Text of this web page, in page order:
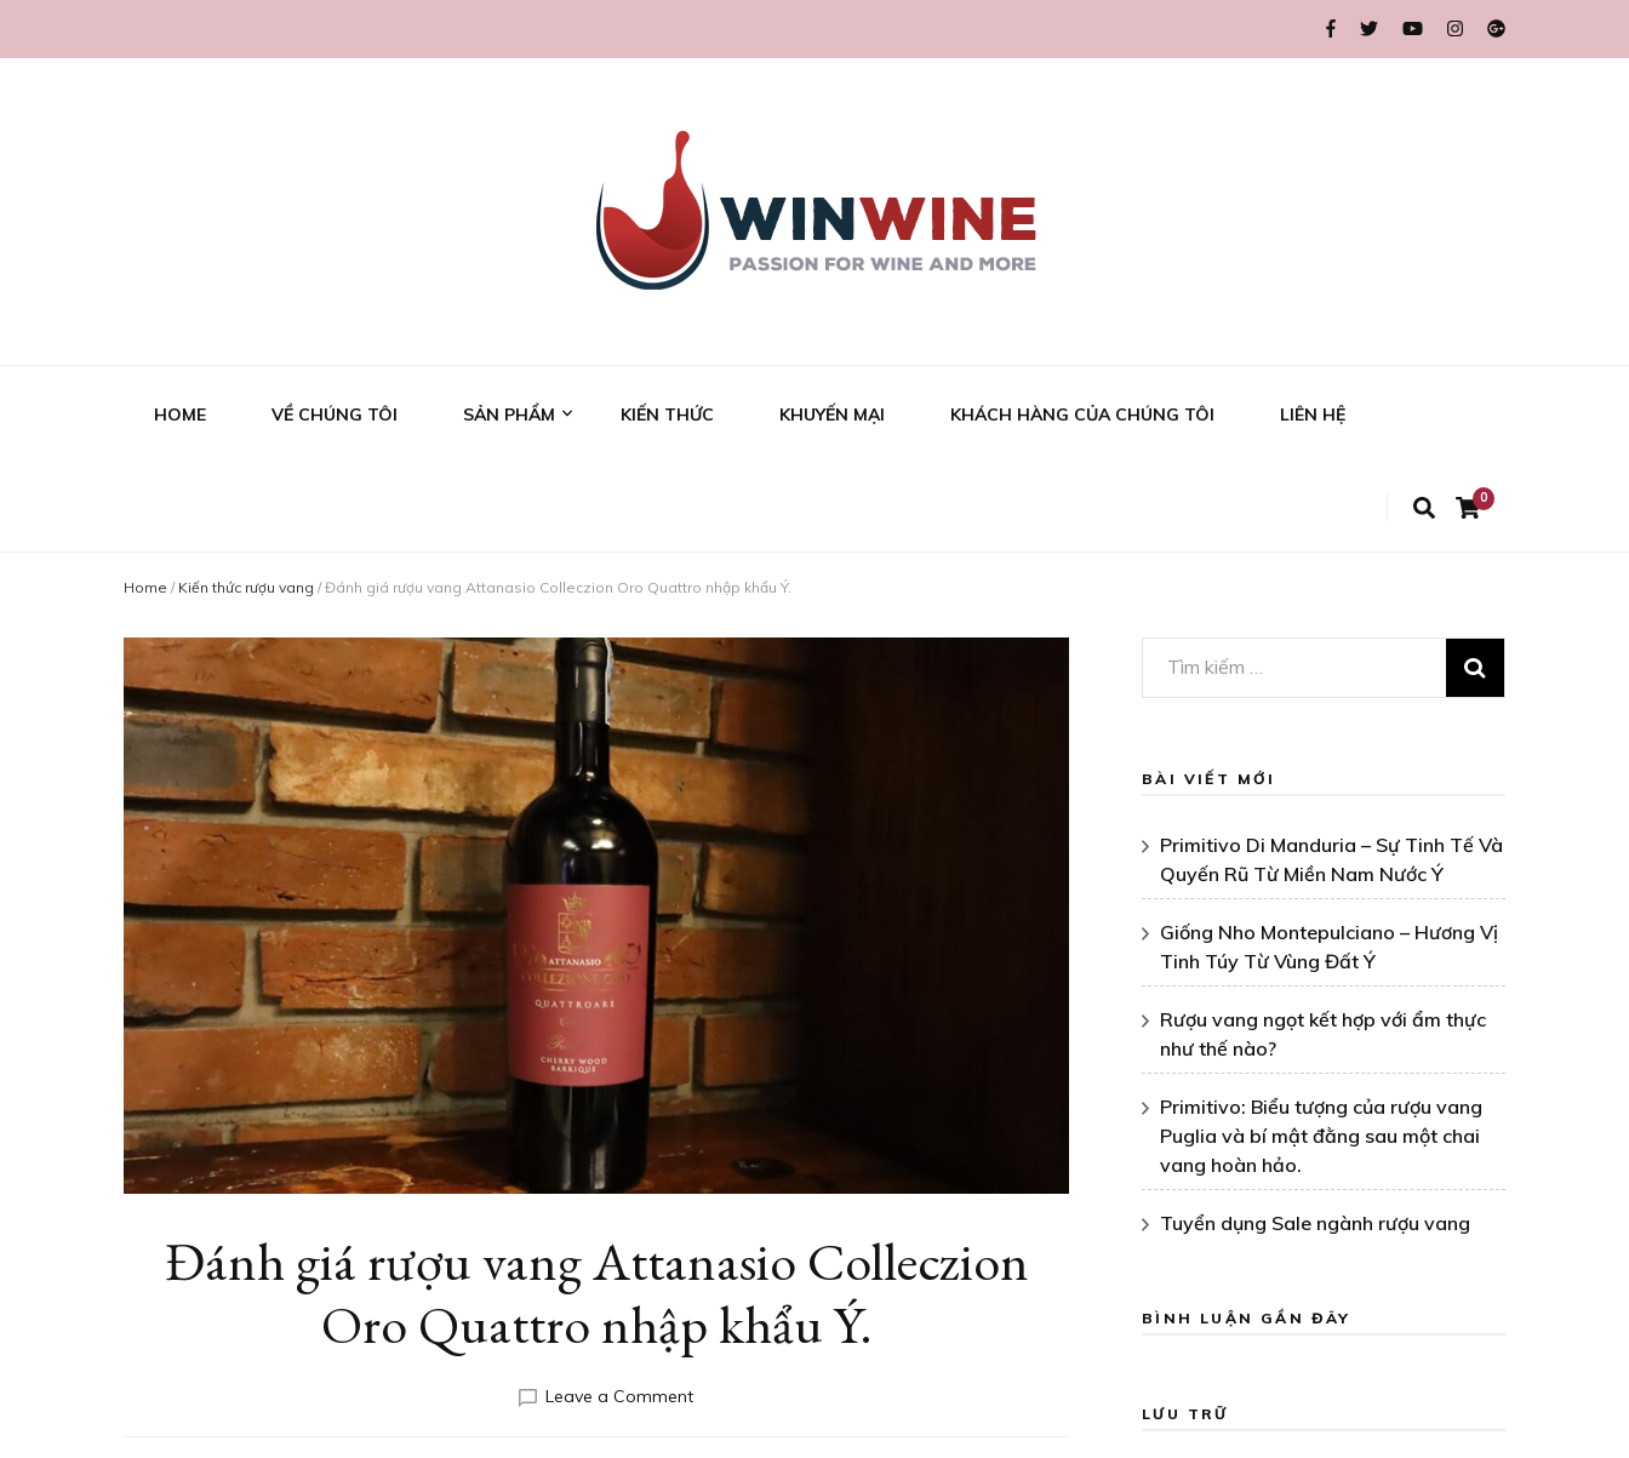
HOME VỀ CHÚNG TÔI SẢN PHẨM KIẾN THỨC KHUYẾN MẠI KHÁCH HÀNG CỦA CHÚNG TÔI LIÊN HỆ
0
Home / Kiến thức rượu vang / Đánh giá rượu vang Attanasio Colleczion Oro Quattro nhập khẩu Ý.
Đánh giá rượu vang Attanasio Colleczion
Oro Quattro nhập khẩu Ý.
Leave a Commenton
Tìm
kiếm
BÀI VIẾT MỚI
Primitivo Di Manduria – Sự Tinh Tế Và
Quyến Rũ Từ Miền Nam Nước Ý
Giống Nho Montepulciano – Hương Vị
Tinh Túy Từ Vùng Đất Ý
Rượu vang ngọt kết hợp với ẩm thực
như thế nào?
Primitivo: Biểu tượng của rượu vang
Puglia và bí mật đằng sau một chai
vang hoàn hảo.
Tuyển dụng Sale ngành rượu vang
BÌNH LUẬN GẦN ĐÂY
LƯU TRỮ